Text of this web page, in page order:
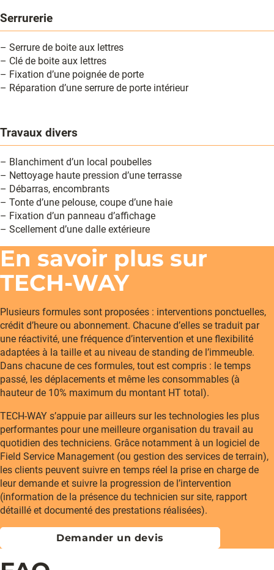
Serrurerie
– Serrure de boite aux lettres
– Clé de boite aux lettres
– Fixation d’une poignée de porte
– Réparation d’une serrure de porte intérieur
Travaux divers
– Blanchiment d’un local poubelles
– Nettoyage haute pression d’une terrasse
– Débarras, encombrants
– Tonte d’une pelouse, coupe d’une haie
– Fixation d’un panneau d’affichage
– Scellement d’une dalle extérieure
En savoir plus sur
TECH-WAY
Plusieurs formules sont proposées : interventions ponctuelles,
crédit d’heure ou abonnement. Chacune d’elles se traduit par
une réactivité, une fréquence d’intervention et une flexibilité
adaptées à la taille et au niveau de standing de l’immeuble.
Dans chacune de ces formules, tout est compris : le temps
passé, les déplacements et même les consommables (à
hauteur de 10% maximum du montant HT total).
TECH-WAY s’appuie par ailleurs sur les technologies les plus
performantes pour une meilleure organisation du travail au
quotidien des techniciens. Grâce notamment à un logiciel de
Field Service Management (ou gestion des services de terrain),
les clients peuvent suivre en temps réel la prise en charge de
leur demande et suivre la progression de l’intervention
(information de la présence du technicien sur site, rapport
détaillé et documenté des prestations réalisées).
Demander un devis